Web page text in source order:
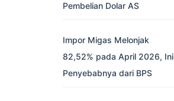
Pembelian Dolar AS
Impor Migas Melonjak
82,52% pada April 2026, Ini
Penyebabnya dari BPS